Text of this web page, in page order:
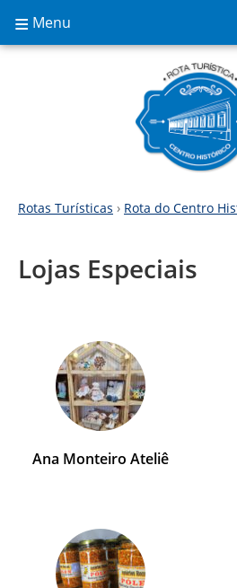
≡ Menu
Rotas Turísticas › Rota do Centro
Lojas Especiais
Ana Monteiro Ateliê